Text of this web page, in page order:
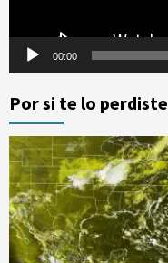
00:00
Por si te lo perdiste